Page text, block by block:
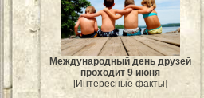
Международный день друзей
проходит 9 июня
[Интересные факты]